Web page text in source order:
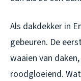
Als dakdekker in
gebeuren. De
waaien van
roodgloeiend.